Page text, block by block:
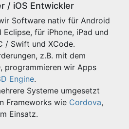
/ iOS Entwickler
Software nativ für Android
für iPhone, iPad und
/ Swift und XCode.
z.B. mit dem
programmieren wir Apps
Engine.
Systeme umgesetzt
Frameworks wie Cordova,
Einsatz.